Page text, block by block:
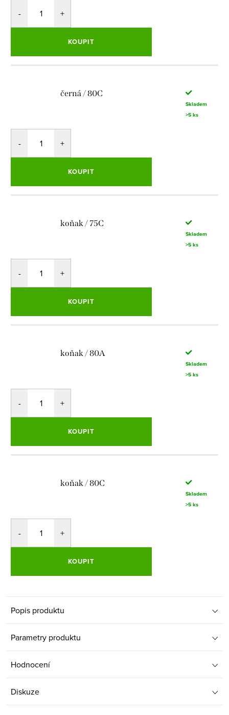
KOUPIT
černá / 80C
Skladem
>5 ks
KOUPIT
koňak / 75C
Skladem
>5 ks
KOUPIT
koňak / 80A
Skladem
>5 ks
KOUPIT
koňak / 80C
Skladem
>5 ks
KOUPIT
Popis produktu
Parametry produktu
Hodnocení
Diskuze